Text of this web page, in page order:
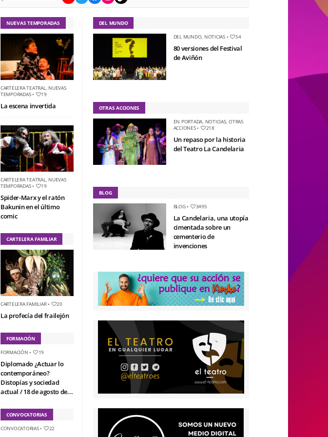
NUEVAS TEMPORADAS
CARTELERA TEATRAL, NUEVAS
TEMPORADAS• 19
La escena invertida
CARTELERA TEATRAL, NUEVAS
TEMPORADAS• 19
Spider-Marx y el ratón
Bakunin en el último
comic
CARTELERA FAMILIAR
CARTELERA FAMILIAR• 20
La profecía del frailejón
FORMACIÓN
FORMACIÓN • 19
Diplomado ¿Actuar lo
contemporáneo?
Distopías y sociedad
actual / 18 de agosto de...
CONVOCATORIAS
CONVOCATORIAS• 22
DEL MUNDO
DEL MUNDO, NOTICIAS• 54
80 versiones del Festival
de Aviñón
OTRAS ACCIONES
EN PORTADA, NOTICIAS,OTRAS
ACCIONES• 218
Un repaso por la historia
del Teatro La Candelaria
BLOG
BLOG• 3495
La Candelaria, una utopía
cimentada sobre un
cementerio de
invenciones